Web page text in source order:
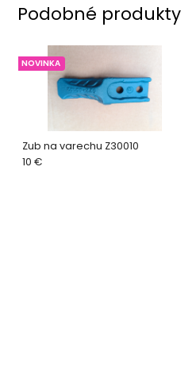
Podobné produkty
Zub na varechu Z30010
NOVINKA
10 €